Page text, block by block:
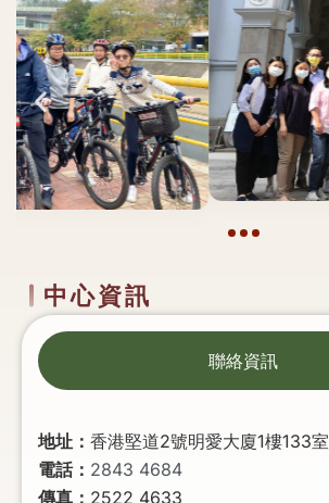
中心資訊
聯絡資訊
地址： 香港堅道2號明愛大廈1樓133室
電話： 2843 4684
傳真： 2522 4633